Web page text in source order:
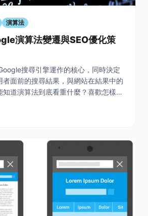
演算法
演算法變遷與SEO優化策
搜尋引擎運作的核心，同時決定
者面前的搜尋結果，與網站在結果中的
道演算法到底看重什麼？喜歡怎樣的
，網站自然就能獲得好的排名。